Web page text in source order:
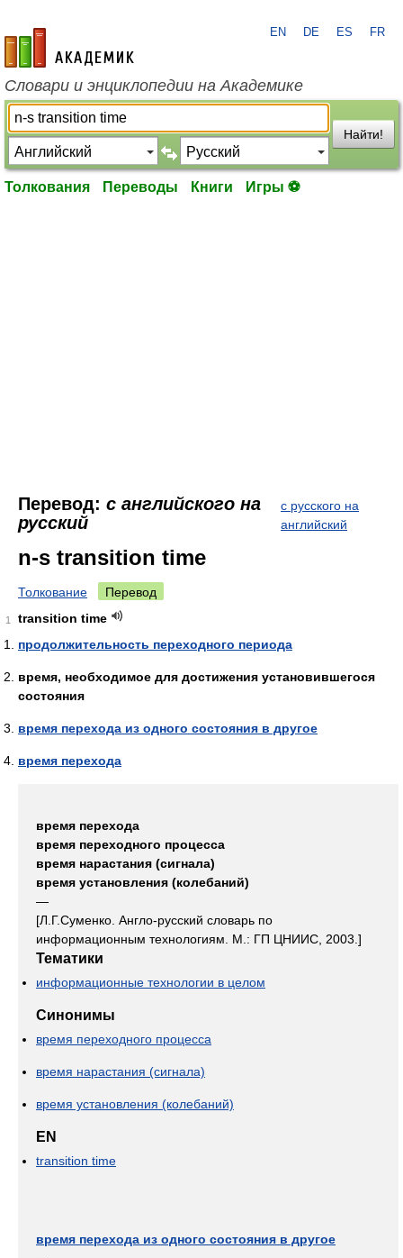
academic.ru
EN DE ES FR
Словари и энциклопедии на Академике
Найти!
Толкования Переводы Книги Игры ⚽
Перевод: с английского на
русский
с русского на
английский
n-s transition time
Толкование Перевод
1
transition time
продолжительность переходного периода
время, необходимое для достижения установившегося
состояния
время перехода из одного состояния в другое
время перехода
время перехода
время переходного процесса
время нарастания (сигнала)
время установления (колебаний)
—
[Л.Г.Суменко. Англо-русский словарь по
информационным технологиям. М.: ГП ЦНИИС, 2003.]
Тематики
информационные технологии в целом
Синонимы
время переходного процесса
время нарастания (сигнала)
время установления (колебаний)
EN
transition time
время перехода из одного состояния в другое